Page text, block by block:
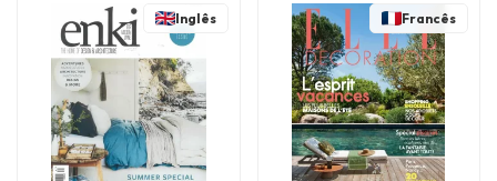
Inglês Francês